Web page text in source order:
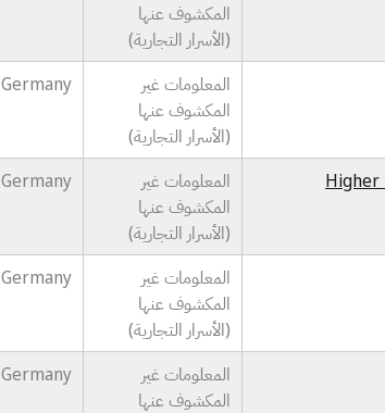
المكشوف عنها
(الأسرار التجارية)
المعلومات غير
المكشوف عنها
(الأسرار التجارية)
Germany
Higher
المعلومات غير
المكشوف عنها
(الأسرار التجارية)
Germany
المعلومات غير
المكشوف عنها
(الأسرار التجارية)
Germany
المعلومات غير
المكشوف عنها
Germany